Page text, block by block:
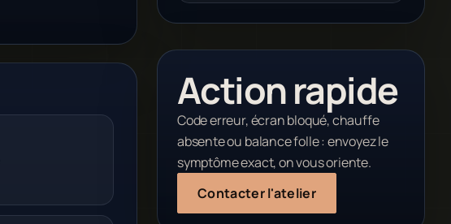
Action rapide
Code erreur, écran bloqué, chauffe
absente ou balance folle : envoyez le
symptôme exact, on vous oriente.
Contacter l'atelier